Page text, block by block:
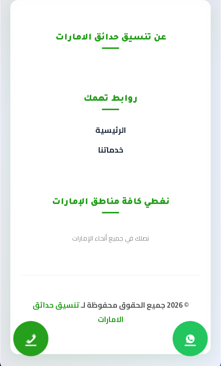
عن تنسيق حدائق الامارات
روابط تهمك
الرئيسية
خدماتنا
نغطي كافة مناطق الإمارات
نصلك في جميع أنحاء الإمارات
© 2026 جميع الحقوق محفوظة لـ
تنسيق حدائق
الامارات